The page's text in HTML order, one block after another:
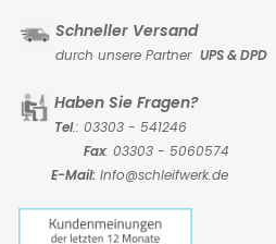
Schneller Versand
durch unsere Partner UPS & DPD
Haben Sie Fragen?
Tel.: 03303 - 541246
Fax: 03303 - 5060574
E-Mail: Info@schleifwerk.de